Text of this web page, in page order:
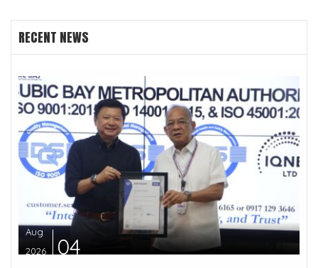
RECENT NEWS
Aug
2026
04